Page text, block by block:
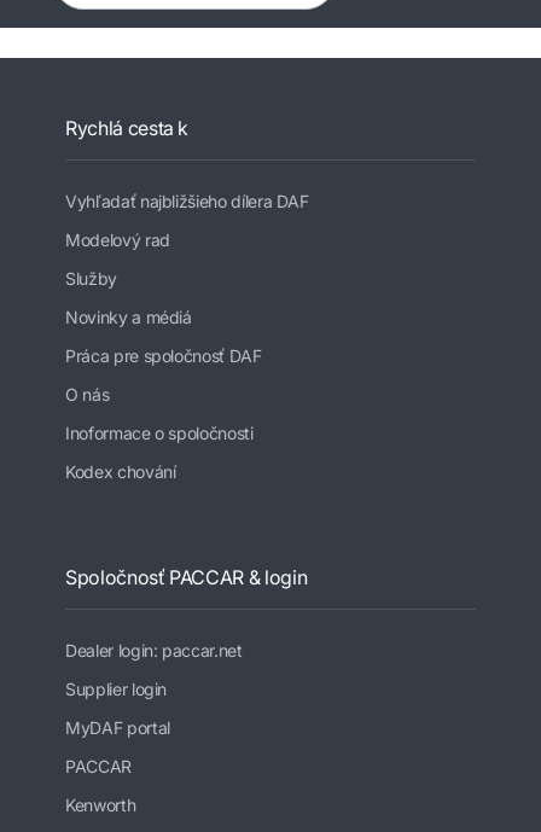
Rychlá cesta k
Vyhľadať najbližšieho dílera DAF
Modelový rad
Služby
Novinky a médiá
Práca pre spoločnosť DAF
O nás
Inoformace o spoločnosti
Kodex chování
Spoločnosť PACCAR & login
Dealer login: paccar.net
Supplier login
MyDAF portal
PACCAR
Kenworth